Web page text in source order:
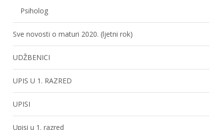
Psiholog
Sve novosti o maturi 2020. (ljetni rok)
UDŽBENICI
UPIS U 1. RAZRED
UPISI
Upisi u 1. razred